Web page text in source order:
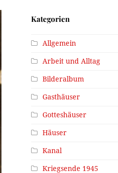
Kategorien
Allgemein
Arbeit und Alltag
Bilderalbum
Gasthäuser
Gotteshäuser
Häuser
Kanal
Kriegsende 1945